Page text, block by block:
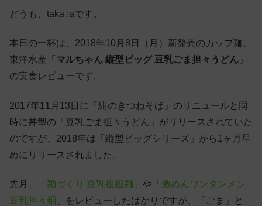
どうも、taka :aです。
本日の一杯は、2018年10月8日（月）新発売のカップ麺、
東洋水産「 マルちゃん 縦型ビッグ 豆乳ごま担々うどん 」
の実食レビューです。
2017年11月13日に「紺のきつねそば」のリニュールと同
時に丼型の「豆乳ごま担々うどん」がリリースされていた
のですが、2018年は「縦型ビッグシリーズ」から1ヶ月早
めにリリースされました。
先月、「 麺づくり 豆乳担担麺 」や「 激めんワンタンメン
豆乳担々麺 」をレビューしたばかりですが、「ごま」と